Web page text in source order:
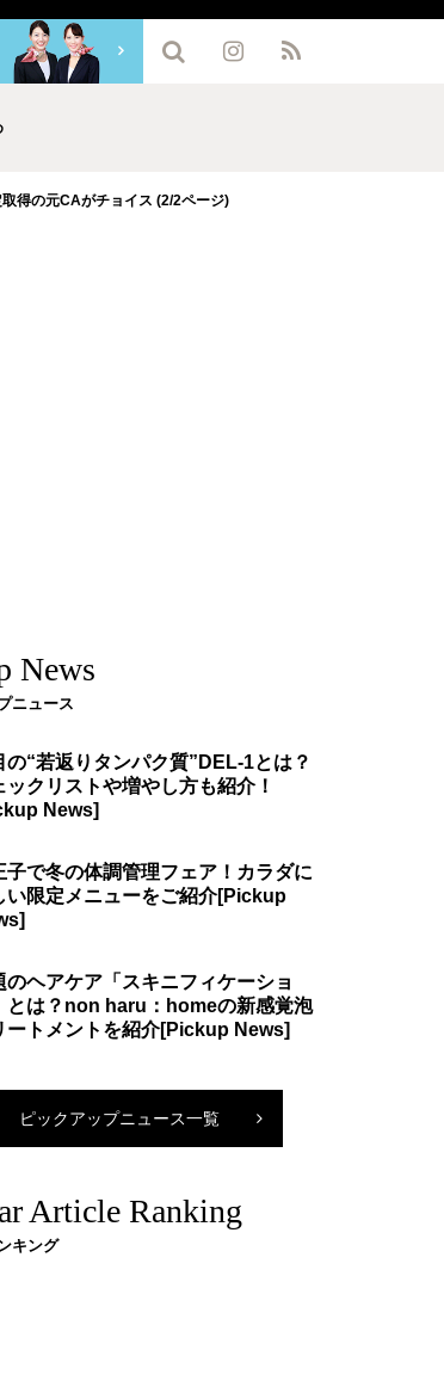
得の元CAがチョイス (2/2ページ)
News
ニュース
の“若返りタンパク質”DEL-1とは？
ックリストや増やし方も紹介！
子で冬の体調管理フェア！カラダに
い限定メニューをご紹介
のヘアケア「スキニフィケーショ
とは？non haru：homeの新感覚泡
ートメントを紹介
ピックアップニュース一覧
Article Ranking
キング